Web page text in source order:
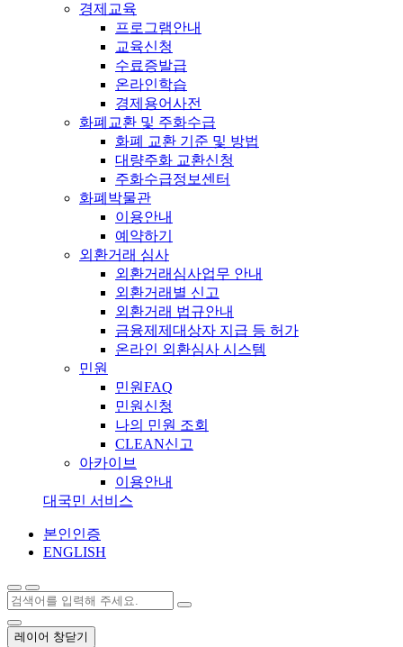
경제교육
프로그램안내
교육신청
수료증발급
온라인학습
경제용어사전
화폐교환 및 주화수급
화폐 교환 기준 및 방법
대량주화 교환신청
주화수급정보센터
화폐박물관
이용안내
예약하기
외환거래 심사
외환거래심사업무 안내
외환거래별 신고
외환거래 법규안내
금융제제대상자 지급 등 허가
온라인 외환심사 시스템
민원
민원FAQ
민원신청
나의 민원 조회
CLEAN신고
아카이브
이용안내
대국민 서비스
본인인증
ENGLISH
레이어 창닫기